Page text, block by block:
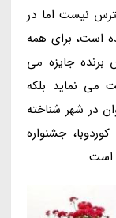
نیست اما در
است، برای همه
برنده جایزه می
می نماید بلکه
در شهر شناخته
جشنواره
است.